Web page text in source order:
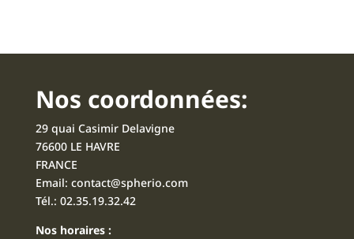
Nos coordonnées:
29 quai Casimir Delavigne
76600 LE HAVRE
FRANCE
Email: contact@spherio.com
Tél.: 02.35.19.32.42
Nos horaires :